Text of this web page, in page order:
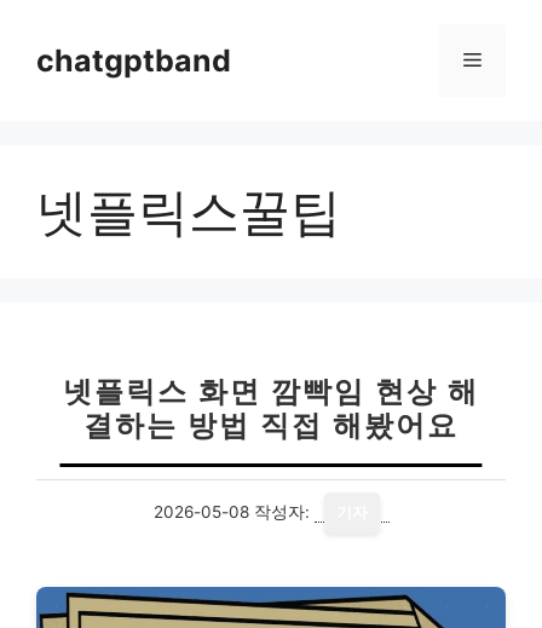
chatgptband 메
넷플릭스꿀팁
넷플릭스 화면 깜빡임 현상 해
결하는 방법 직접 해봤어요
2026-05-08 작성자: